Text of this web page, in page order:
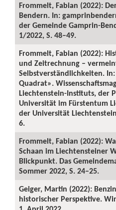
Frommelt, Fabian (2022):
Bendern. In:
der Gemeinde Gamprin-
1/2022, S. 48–49.
Frommelt, Fabian (2022):
und Zeitrechnung –
Selbstverständlichkeiten.
Quadrat».
Liechtenstein-Instituts, der
Universität im Fürstentum
der Universität
6.
Frommelt, Fabian (2022):
Schaan im Liechtensteiner
Blickpunkt. Das
Sommer 2022, S. 24–25.
Geiger, Martin (2022):
historischer Perspektive.